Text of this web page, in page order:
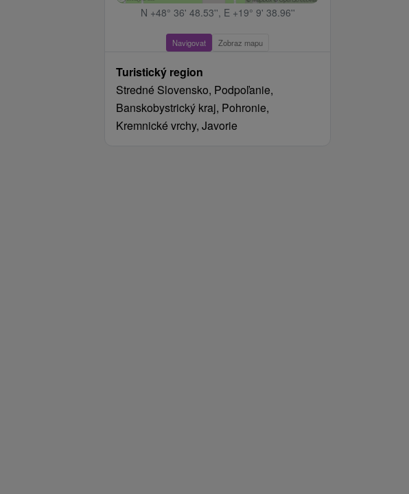
N +48° 36' 48.53'', E +19° 9' 38.96''
Navigovat Zobraz mapu
Turistický region
Stredné Slovensko, Podpoľanie,
Banskobystrický kraj, Pohronie,
Kremnické vrchy, Javorie